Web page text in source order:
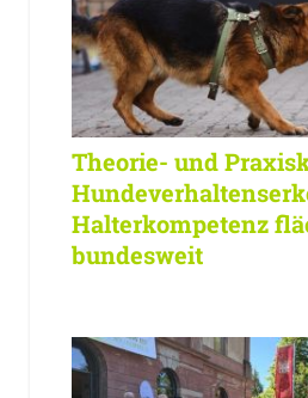
Theorie- und
Halterkompetenz
bundesweit